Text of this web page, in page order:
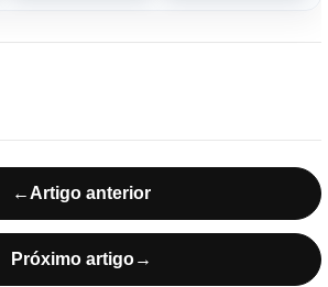
← Artigo anterior
Próximo artigo→